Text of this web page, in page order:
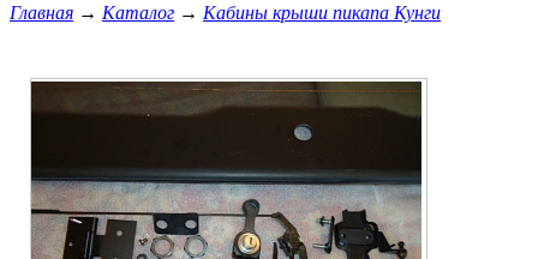
Главная → Каталог → Кабины крыши пикапа Кунги